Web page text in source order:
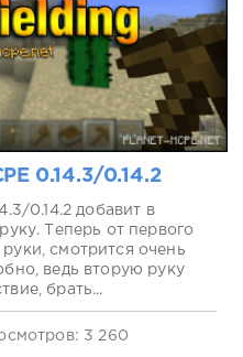
0.14.3/0.14.2
0.14.2 добавит в
Теперь от первого
смотрится очень
ведь вторую руку
брать...
3 260